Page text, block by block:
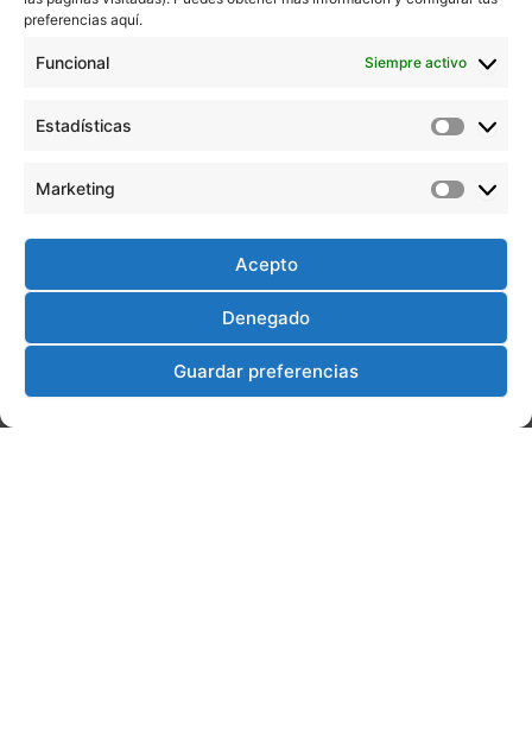
preferencias aquí.
Funcional Siempre activo
Estadísticas
Marketing
Acepto
Denegado
Guardar preferencias